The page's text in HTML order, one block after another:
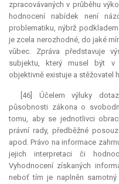
zpracovávaných v průběhu
hodnocení nabídek není
problematiku, nýbrž
je zcela nerozhodné, do jaké
vůbec. Zpráva představuje
subjektu, který musel být v
objektivně existuje a stěžovatel
[46] Účelem výluky
působnosti zákona o
tomu, aby se jednotlivci
právní rady, předběžné
apod. Právo na informace
jejich interpretaci či
Vyhodnocení získaných
neboť tím je naplněn